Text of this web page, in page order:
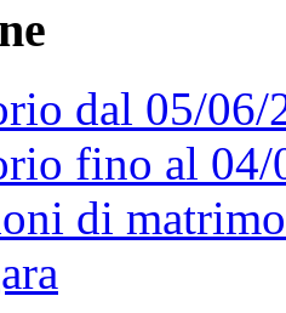
dal 05/06/
fino al 04/
di